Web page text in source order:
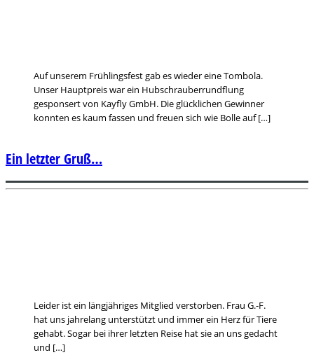
Auf unserem Frühlingsfest gab es wieder eine Tombola.
Unser Hauptpreis war ein Hubschrauberrundflung
gesponsert von Kayfly GmbH. Die glücklichen Gewinner
konnten es kaum fassen und freuen sich wie Bolle auf […]
Leider ist ein längjähriges Mitglied verstorben. Frau G.-F.
hat uns jahrelang unterstützt und immer ein Herz für Tiere
gehabt. Sogar bei ihrer letzten Reise hat sie an uns gedacht
und […]
Ein letzter Gruß…